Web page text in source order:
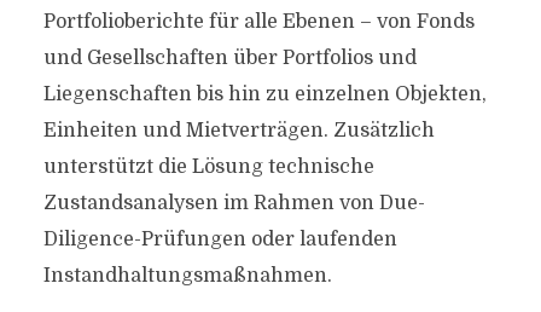
Portfolioberichte für alle Ebenen – von Fonds
und Gesellschaften über Portfolios und
Liegenschaften bis hin zu einzelnen Objekten,
Einheiten und Mietverträgen. Zusätzlich
unterstützt die Lösung technische
Zustandsanalysen im Rahmen von Due-
Diligence-Prüfungen oder laufenden
Instandhaltungsmaßnahmen.